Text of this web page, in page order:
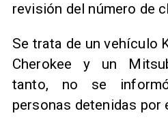
revisión del número de
Se trata de un vehículo
Cherokee y un
tanto, no se
personas detenidas por